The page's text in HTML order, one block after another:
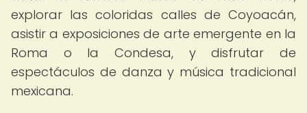
explorar las coloridas calles de Coyoacán,
asistir a exposiciones de arte emergente en la
Roma o la Condesa, y disfrutar de
espectáculos de danza y música tradicional
mexicana.